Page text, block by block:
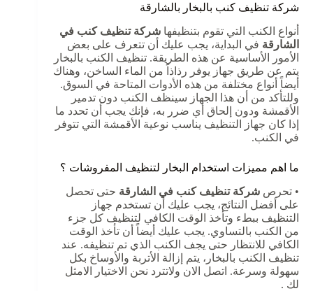
شركة تنظيف كنب بالبخار بالشارقة
أنواع الكنب التي تقوم بتنظيفها شركة تنظيف كنب في
الشارقة في البداية، يجب عليك أن تتعرف على بعض
الأمور الأساسية عن هذه الطريقة. تنظيف الكنب بالبخار
يتم عن طريق جهاز يوفر رذاذاً من الماء الساخن، وهناك
أيضاً أنواع مختلفة من هذه الأدوات المتاحة في السوق.
وللتأكد من أن هذا الجهاز سينظف الكنب دون تدمير
الأقمشة ودون إلحاق أي ضرر به، فإنك يجب أن تحدد ما
إذا كان جهاز التنظيف يناسب نوعية الأقمشة التي تتوفر
في الكنب.
ما اهم مميزات استخدام البخار لتنظيف المفروشات ؟
• تحرص شركة تنظيف كنب في الشارقة حتى تحصل
على أفضل النتائج، يجب عليك أن تستخدم جهاز
التنظيف ببطء وتأخذ الوقت الكافي لتنظيف كل جزء
من الكنب بالتساوي. يجب عليك أيضاً أن تأخذ الوقت
الكافي للانتظار حتى يجف الكنب الذي تم تنظيفه. عند
تنظيف الكنب بالبخار، يتم إزالة الأتربة والأوساخ بكل
سهولة وسرعة. اتصل الان ولاتترد نحن الاختيار الامثل
لك .